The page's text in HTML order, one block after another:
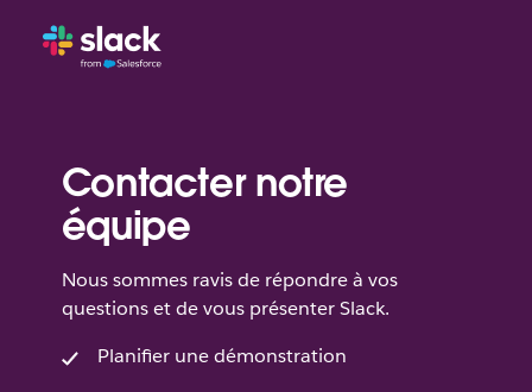
Contacter notre
équipe
Nous sommes ravis de répondre à vos
questions et de vous présenter Slack.
Planifier une démonstration